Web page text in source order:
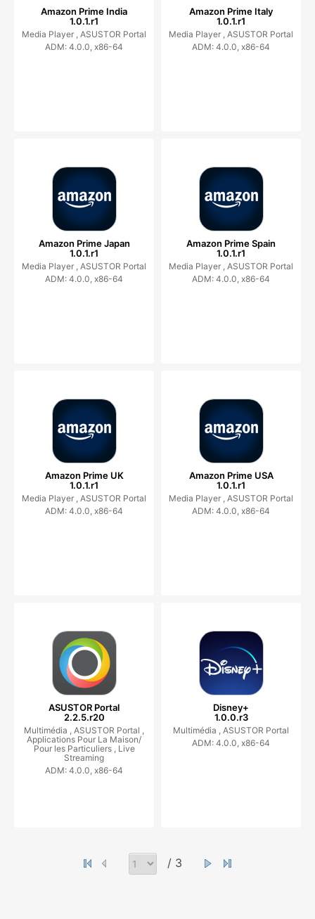
Amazon Prime India
1.0.1.r1
Media Player , ASUSTOR Portal
ADM: 4.0.0, x86-64
Amazon Prime Italy
1.0.1.r1
Media Player , ASUSTOR Portal
ADM: 4.0.0, x86-64
Amazon Prime Japan
1.0.1.r1
Media Player , ASUSTOR Portal
ADM: 4.0.0, x86-64
Amazon Prime Spain
1.0.1.r1
Media Player , ASUSTOR Portal
ADM: 4.0.0, x86-64
Amazon Prime UK
1.0.1.r1
Media Player , ASUSTOR Portal
ADM: 4.0.0, x86-64
Amazon Prime USA
1.0.1.r1
Media Player , ASUSTOR Portal
ADM: 4.0.0, x86-64
ASUSTOR Portal
2.2.5.r20
Multimédia , ASUSTOR Portal ,
Applications Pour La Maison/
Pour les Particuliers , Live
Streaming
ADM: 4.0.0, x86-64
Disney+
1.0.0.r3
Multimédia , ASUSTOR Portal
ADM: 4.0.0, x86-64
/ 3